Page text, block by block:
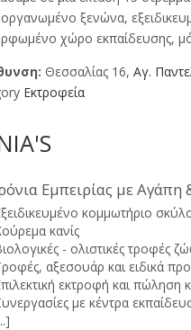
οργανωμένο ξενώνα,
χώρο εκπαίδευσης,
Θεσσαλίας 16, Αγ.
Εκτροφεία
Εμπειρίας με Αγάπη
κομμωτήριο
κανίς
- ολιστικές τροφές
αξεσουάρ και ειδικά
εκτροφή και πώληση
με κέντρα